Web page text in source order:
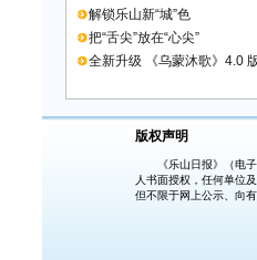
解锁乐山新“城”色
把“舌尖”放在“心尖”
全新升级 《乌蒙沐歌》4.0
版权声明
《乐山日报》（电子
人书面授权，任何单位
但不限于网上公示、向